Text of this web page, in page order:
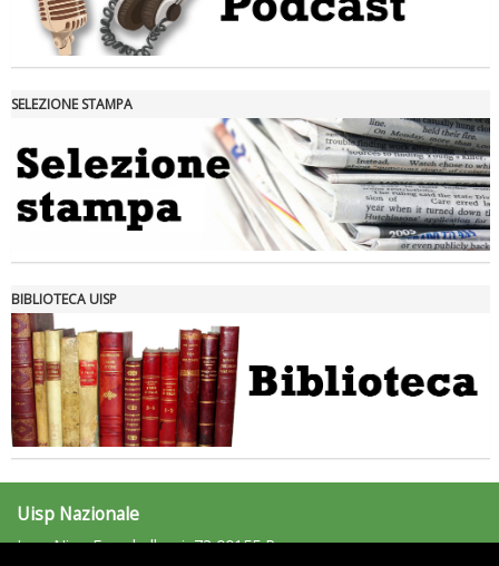
Tiziano Pesce nel Cda di Fondazione Terzjus: prima riunione a
SELEZIONE STAMPA
BIBLIOTECA UISP
Uisp Nazionale
L.go Nino Franchellucci, 73 00155 Roma